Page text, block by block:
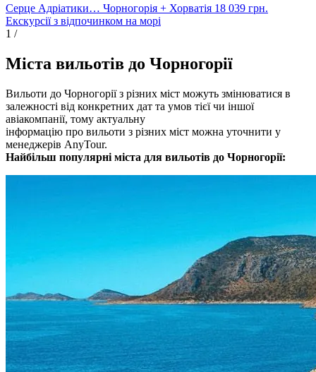
Серце Адріатики… Чорногорія + Хорватія 18 039 грн.
Екскурсії з відпочинком на морі
1 /
Міста вильотів до Чорногорії
Вильоти до Чорногорії з різних міст можуть змінюватися в
залежності від конкретних дат та умов тієї чи іншої
авіакомпанії, тому актуальну
інформацію про вильоти з різних міст можна уточнити у
менеджерів AnyTour.
Найбільш популярні міста для вильотів до Чорногорії: